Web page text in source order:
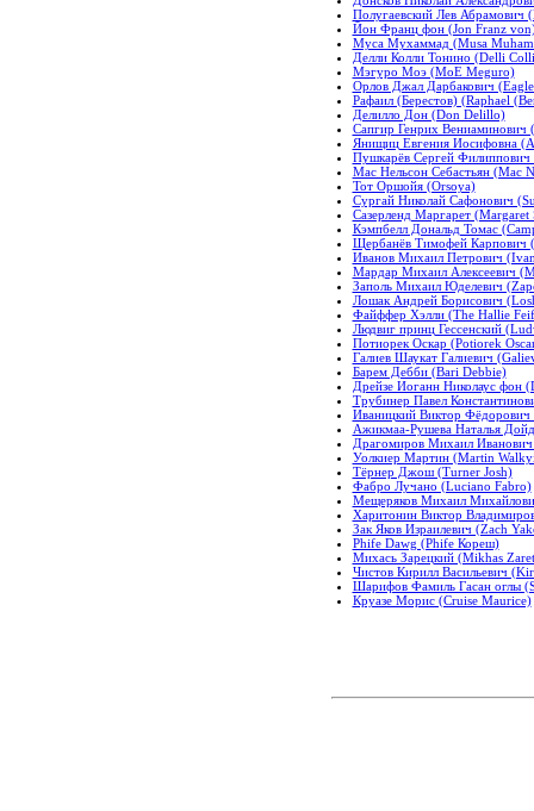
Полугаевский Лев Абрамович
Йон Франц фон (Jon Franz
Муса Мухаммад (Musa
Делли Колли Тонино (Delli
Мэгуро Моэ (MoE Meguro)
Орлов Джал Дарбакович
Рафаил (Берестов) (Raphael
Делилло Дон (Don Delillo)
Сапгир Генрих
Янищиц Евгения Иосифовна
Пушкарёв Сергей
Мас Нельсон Себастьян (Mac
Тот Оршойя (Orsoya)
Сургай Николай Сафонович
Сазерленд Маргарет (Margaret
Кэмпбелл Дональд Томас
Щербанёв Тимофей Карпович
Иванов Михаил Петрович
Мардар Михаил Алексеевич
Заполь Михаил Юделевич
Лошак Андрей Борисович
Файффер Хэлли (The Hallie
Людвиг принц Гессенский
Потиорек Оскар (Potiorek
Галиев Шаукат Галиевич
Барем Дебби (Bari Debbie)
Дрейзе Иоганн Николаус фон
Трубинер Павел
Иваницкий Виктор
Ажикмаа-Рушева Наталья
Драгомиров Михаил
Уолкиер Мартин (Martin
Тёрнер Джош (Turner Josh)
Фабро Лучано (Luciano Fabro)
Мещеряков Михаил
Харитонин Виктор
Зак Яков Израилевич (Zach
Phife Dawg (Phife Кореш)
Михась Зарецкий (Mikhas
Чистов Кирилл Васильевич
Шарифов Фамиль Гасан оглы
Круазе Морис (Cruise Maurice)